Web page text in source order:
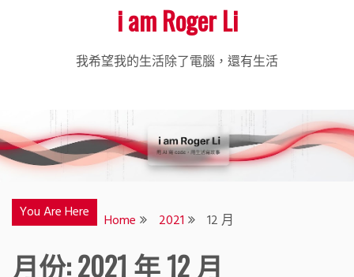
i am Roger Li
我希望我的生活除了電腦，還有生活
You Are Here Home 2021 12 月
月份:2021 年 12 月